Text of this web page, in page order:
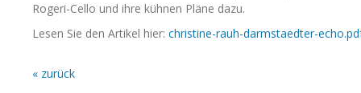
Rogeri-Cello und ihre kühnen Pläne dazu.
Lesen Sie den Artikel hier: christine-rauh-darmstaedter-
« zurück